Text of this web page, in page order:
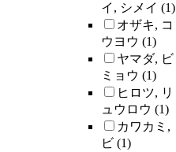
イ, シメイ (1)
オザキ, コ
ウヨウ (1)
ヤマダ, ビ
ミョウ (1)
ヒロツ, リ
ュウロウ (1)
カワカミ,
ビ (1)